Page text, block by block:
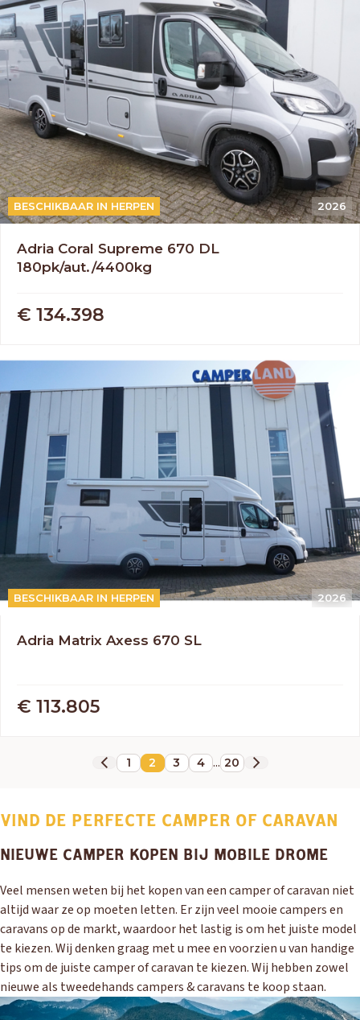
AUTOMAAT 2026
BESCHIKBAAR IN HERPEN
Adria Coral Supreme 670 DL
180pk/aut./4400kg
€ 134.398
AUTOMAAT 2026
BESCHIKBAAR IN HERPEN
Adria Matrix Axess 670 SL
€ 113.805
1 2 3 4 ... 20
VIND DE PERFECTE CAMPER OF CARAVAN
NIEUWE CAMPER KOPEN BIJ MOBILE DROME
Veel mensen weten bij het kopen van een camper of caravan niet
altijd waar ze op moeten letten. Er zijn veel mooie campers en
caravans op de markt, waardoor het lastig is om het juiste model
te kiezen. Wij denken graag met u mee en voorzien u van handige
tips om de juiste camper of caravan te kiezen. Wij hebben zowel
nieuwe als tweedehands campers & caravans te koop staan.